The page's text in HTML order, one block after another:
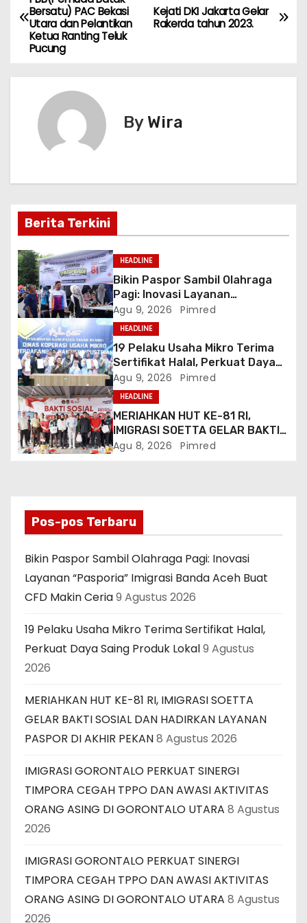
ts
A
p
e
b
o
k
gr
a
s
a
e
er s
g
l e
a
v
i
p
o
s
Kejati DKI Jakarta Gelar
Rakerda tahun 2023.
Bersatu) PAC Bekasi
Utara dan Pelantikan
Ketua Ranting Teluk
Pucung
By Wira
Berita Terkini
HEADLINE
Bikin Paspor Sambil Olahraga
Pagi: Inovasi Layanan
“Pasporia” Imigrasi Banda Aceh
Buat CFD Makin Ceria
Agu 9, 2026 Pimred
HEADLINE
19 Pelaku Usaha Mikro Terima
Sertifikat Halal, Perkuat Daya
Saing Produk Lokal
Agu 9, 2026 Pimred
HEADLINE
MERIAHKAN HUT KE-81 RI,
IMIGRASI SOETTA GELAR BAKTI
SOSIAL DAN HADIRKAN LAYANAN
Agu 8, 2026 Pimred
Pos-pos Terbaru
Bikin Paspor Sambil Olahraga Pagi: Inovasi
Layanan “Pasporia” Imigrasi Banda Aceh Buat
CFD Makin Ceria9 Agustus 2026
19 Pelaku Usaha Mikro Terima Sertifikat Halal,
Perkuat Daya Saing Produk Lokal9 Agustus
2026
MERIAHKAN HUT KE-81 RI, IMIGRASI SOETTA
GELAR BAKTI SOSIAL DAN HADIRKAN LAYANAN
PASPOR DI AKHIR PEKAN8 Agustus 2026
IMIGRASI GORONTALO PERKUAT SINERGI
TIMPORA CEGAH TPPO DAN AWASI AKTIVITAS
ORANG ASING DI GORONTALO UTARA 8 Agustus
2026
IMIGRASI GORONTALO PERKUAT SINERGI
TIMPORA CEGAH TPPO DAN AWASI AKTIVITAS
ORANG ASING DI GORONTALO UTARA 8 Agustus
2026